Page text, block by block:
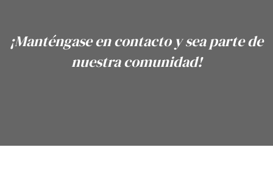
¡Manténgase en contacto y sea parte de
nuestra comunidad!